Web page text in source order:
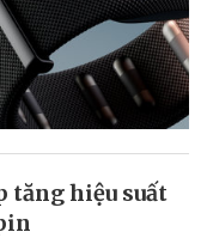
tăng hiệu suất